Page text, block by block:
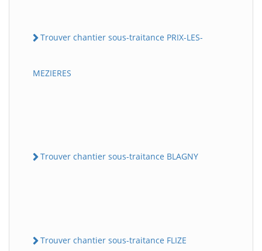
Trouver chantier sous-traitance PRIX-LES-
MEZIERES
Trouver chantier sous-traitance BLAGNY
Trouver chantier sous-traitance FLIZE